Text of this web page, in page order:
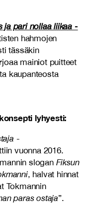
ja pari nollaa liikaa -
hahmojen
tässäkin
mainiot puitteet
kaupanteosta
lyhyesti:
-
vuonna 2016.
slogan Fiksun
, halvat hinnat
Tokmannin
paras ostaja”.